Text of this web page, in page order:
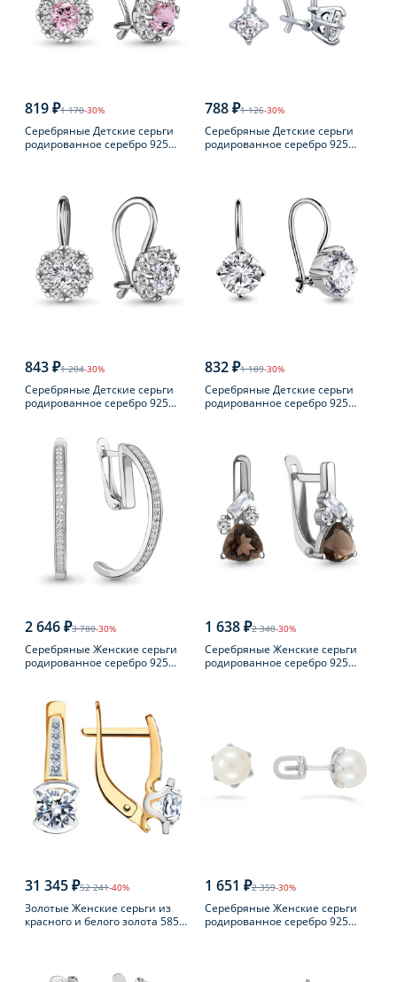
819 ₽1 170-30%
Серебряные Детские серьги
родированное серебро 925
788 ₽1 126-30%
Серебряные Детские серьги
родированное серебро 925
843 ₽1 204-30%
Серебряные Детские серьги
родированное серебро 925
832 ₽1 189-30%
Серебряные Детские серьги
родированное серебро 925
2 646 ₽3 780-30%
Серебряные Женские серьги
родированное серебро 925
1 638 ₽2 340-30%
Серебряные Женские серьги
родированное серебро 925
31 345 ₽52 241-40%
Золотые Женские серьги из
красного и белого золота 585
1 651 ₽2 359-30%
Серебряные Женские серьги
родированное серебро 925